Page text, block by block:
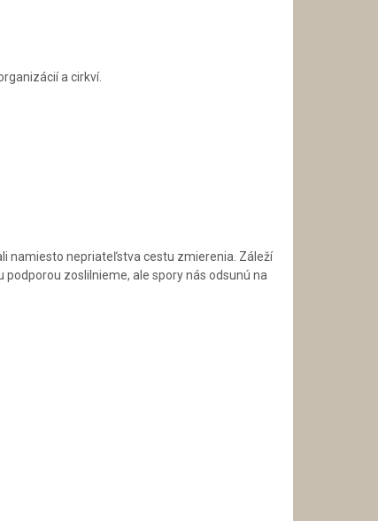
a cirkví.
namiesto nepriateľstva cestu zmierenia. Záleží
zoslilnieme, ale spory nás odsunú na